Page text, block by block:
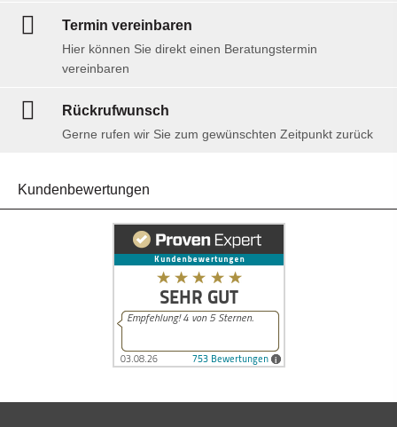
Termin ver­ein­baren
Hier können Sie direkt einen Beratungstermin
vereinbaren
Rückrufwunsch
Gerne rufen wir Sie zum gewünschten Zeitpunkt zurück
Kundenbewertungen